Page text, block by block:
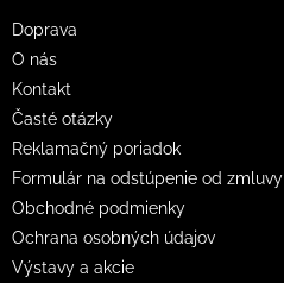
Doprava
O nás
Kontakt
Časté otázky
Reklamačný poriadok
Formulár na odstúpenie od zmluvy
Obchodné podmienky
Ochrana osobných údajov
Výstavy a akcie